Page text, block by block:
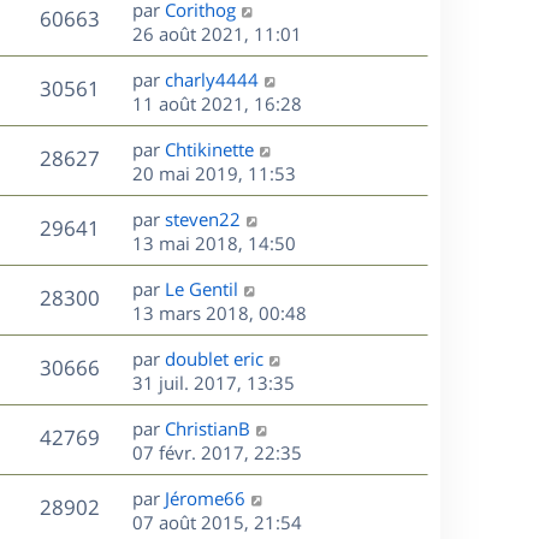
e
s
n
i
e
r
m
e
s
s
a
g
e
60663V
u
s
D
e
r
n
i
e
r
m
e
s
s
a
g
e
par Corithog
26 août 2021, 11:01
30561
u
D
e
r
n
i
e
r
m
e
s
s
a
g
e
par charly4444
11 août 2021, 16:28
28627V
u
s
D
e
r
n
i
e
r
m
e
s
s
a
g
e
par Chtikinette
20 mai 2019, 11:53
29641
u
D
e
r
n
i
e
r
m
e
s
s
a
g
e
par steven22
13 mai 2018, 14:50
28300V
u
e
s
D
e
r
n
i
e
r
m
e
s
s
par Le Gentil
13 mars 2018, 00:48
30666V
u
s
D
e
r
n
i
e
r
m
par doublet eric
31 juil. 2017, 13:35
42769V
u
e
D
e
r
n
i
par ChristianB
07 févr. 2017, 22:35
28902V
D
e
par Jérome66
07 août 2015, 21:54